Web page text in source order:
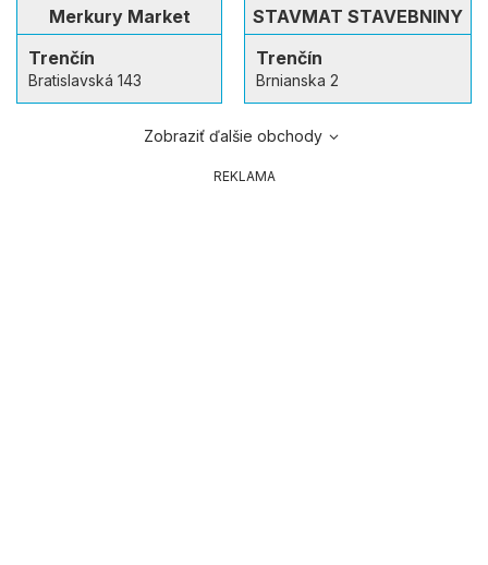
Merkury Market
Trenčín
Bratislavská 143
STAVMAT STAVEBNINY
Trenčín
Brnianska 2
Zobraziť ďalšie obchody
REKLAMA